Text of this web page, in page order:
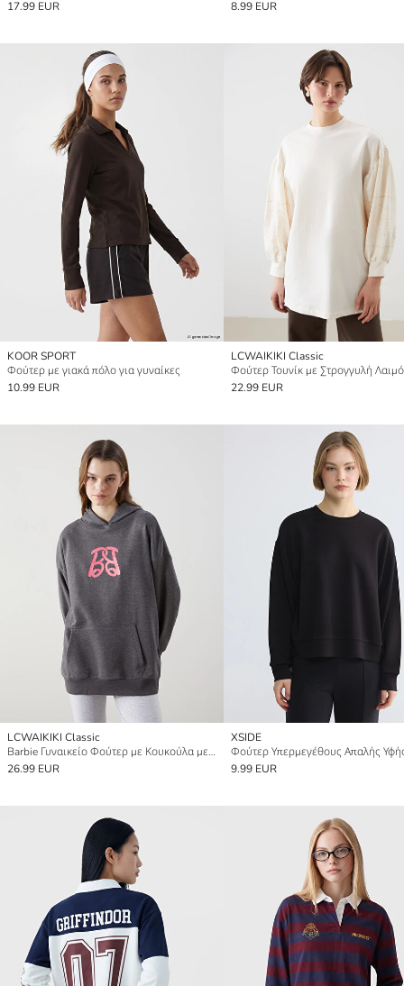
17.99 EUR 8.99 EUR
KOOR SPORT
Φούτερ με γιακά πόλο για γυναίκες
10.99 EUR
LCWAIKIKI Classic
22.99 EUR
LCWAIKIKI Classic
Barbie Γυναικείο Φούτερ με Κουκούλα με Σχέδιο
26.99 EUR
XSIDE
9.99 EUR